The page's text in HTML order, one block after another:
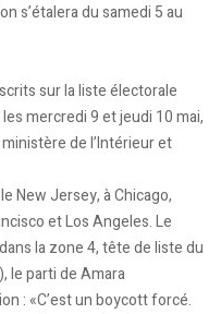
s’étalera du samedi 5 au
sur la liste électorale
mercredi 9 et jeudi 10 mai,
de l’Intérieur et
New Jersey, à Chicago,
et Los Angeles. Le
la zone 4, tête de liste du
le parti de Amara
: «C’est un boycott forcé.